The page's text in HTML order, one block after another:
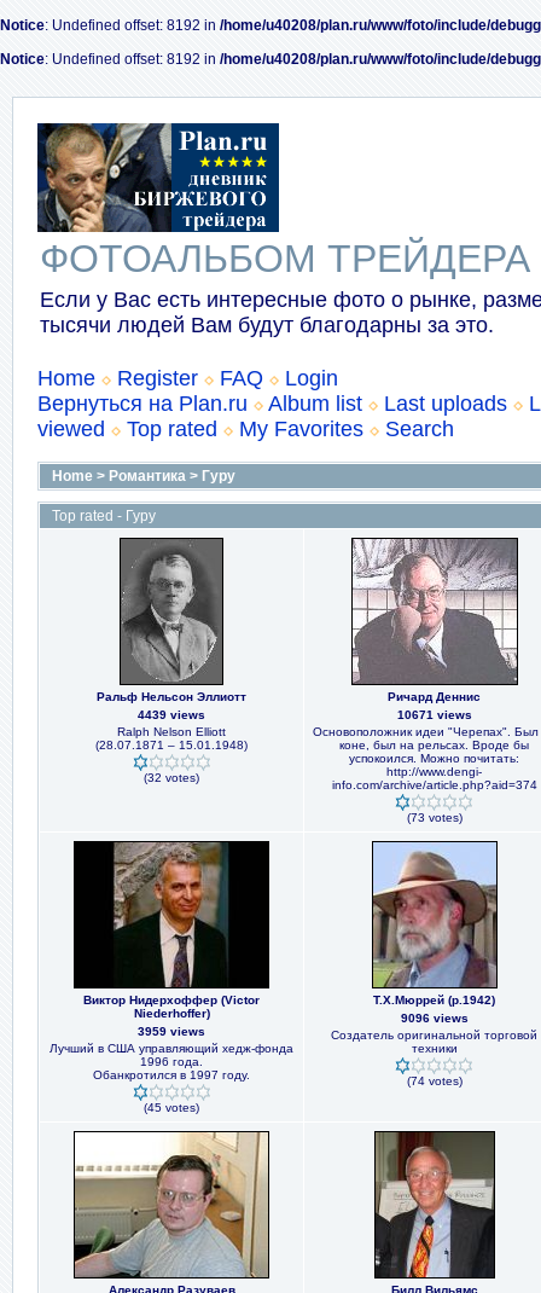
Notice: Undefined offset: 8192 in /home/u40208/plan.ru/www/foto/include/
Notice: Undefined offset: 8192 in /home/u40208/plan.ru/www/foto/include/
ФОТОАЛЬБОМ ТРЕЙДЕРА
Если у Вас есть интересные фото о рынке,
тысячи людей Вам будут благодарны за это.
Home Register FAQ
Login
Вернуться на Plan.ru
Album list Last uploads
viewed
Top rated My Favorites Search
Home > Романтика > Гуру
Top rated - Гуру
Ральф Нельсон Эллиотт
4439 views
Ralph Nelson Elliott
(28.07.1871 – 15.01.1948)
(32 votes)
Ричард Деннис
10671 views
Основоположник идеи "Черепах". Был
коне, был на рельсах. Вроде бы
успокоился. Можно почитать:
http://www.dengi-
info.com/archive/article.php?aid=374
(73 votes)
Виктор Нидерхоффер (Victor
Niederhoffer)
3959 views
Лучший в США управляющий хедж-фонда
1996 года.
Обанкротился в 1997 году.
(45 votes)
Т.Х.Мюррей (р.1942)
9096 views
Создатель оригинальной торговой
техники
(74 votes)
Александр Разуваев
Билл Вильямс